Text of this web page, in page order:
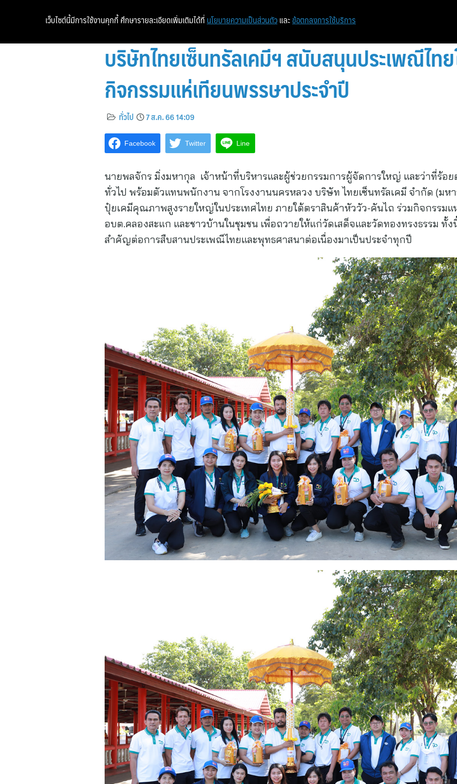
หน้าแรก ท่องเที่ยว
บริษัทไทยเซ็นทรัลเคมีฯ สนับสนุนประเพณีไท
กิจกรรมแห่เทียนพรรษาประจำปี
ทั่วไป 7 ส.ค. 66 14:09
Facebook Twitter Line
นายพลจักร มิ่งมหากุล เจ้าหน้าที่บริหารและผู้ช่วยกรรมการผู้จัดการใหญ่ และว่าที่ร้อ
ทั่วไป พร้อมตัวแทนพนักงาน จากโรงงานนครหลวง บริษัท ไทยเซ็นทรัลเคมี จำกัด (ม
ปุ๋ยเคมีคุณภาพสูงรายใหญ่ในประเทศไทย ภายใต้ตราสินค้าหัววัว-คันไถ ร่วมกิจกรรม
อบต.คลองสะแก และชาวบ้านในชุมชน เพื่อถวายให้แก่วัดเสด็จและวัดทองทรงธรรม ทั้
สำคัญต่อการสืบสานประเพณีไทยและพุทธศาสนาต่อเนื่องมาเป็นประจำทุกปี
เว็บไซต์นี้มีการใช้งานคุกกี้ ศึกษารายละเอียดเพิ่มเติมได้ที่ นโยบายความเป็นส่วนตัว และ ข้อตกลงการใช้บริการ